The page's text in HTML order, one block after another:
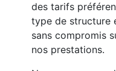
des tarifs
type de structure
sans compromis
nos prestations.